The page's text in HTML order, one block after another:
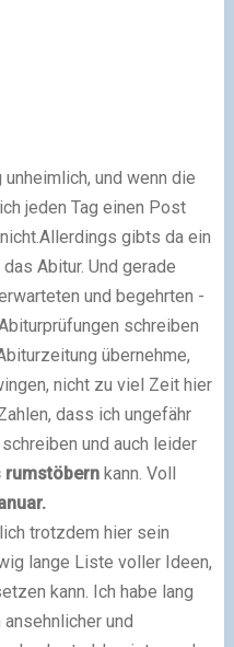
und wenn die
jeden Tag einen Post
gibts da ein
Abitur. Und gerade
und begehrten -
schreiben
übernehme,
nicht zu viel Zeit hier
dass ich ungefähr
und auch leider
rumstöbernkann. Voll
trotzdem hier sein
lange Liste voller Ideen,
kann. Ich habe lang
und